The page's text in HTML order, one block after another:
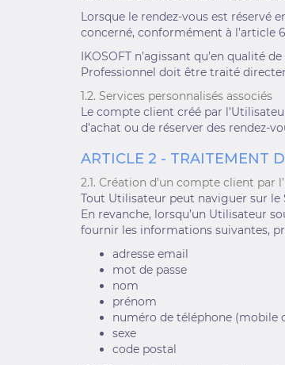
Lorsque le rendez-vous est réservé
concerné, conformément à l’article
IKOSOFT n’agissant qu’en qualité
Professionnel doit être traité
1.2. Services personnalisés associés
Le compte client créé par
d’achat ou de réserver des rendez-
ARTICLE 2 - TRAITEMENT
2.1. Création d’un compte client par
Tout Utilisateur peut naviguer sur le
En revanche, lorsqu’un Utilisateur
fournir les informations suivantes,
adresse email
mot de passe
nom
prénom
numéro de téléphone (mobile
sexe
code postal